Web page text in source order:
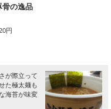
骨の逸品
円
が際立って
た極太麺も
海苔が味変